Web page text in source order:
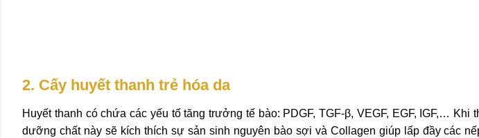
2. Cấy huyết thanh trẻ hóa da
Huyết thanh có chứa các yếu tố tăng trưởng tế bào: PDGF, TGF-β, VEGF, EGF, IGF,… Khi
dưỡng chất này sẽ kích thích sự sản sinh nguyên bào sợi và Collagen giúp lấp đầy các